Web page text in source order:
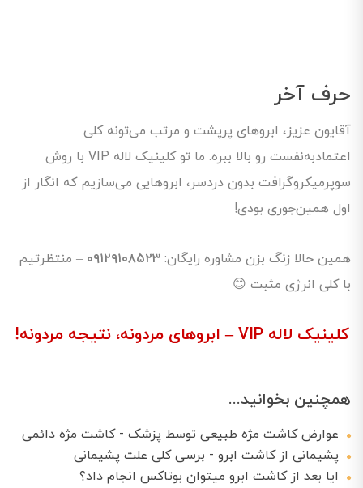
حرف آخر
آقایون عزیز، ابروهای پرپشت و مرتب می‌تونه کلی
اعتمادبه‌نفست رو بالا ببره. ما تو کلینیک لاله VIP با روش
سوپرمیکروگرافت بدون دردسر، ابروهایی می‌سازیم که انگار از
اول همین‌جوری بودی!
همین حالا زنگ بزن مشاوره رایگان: ۰۹۱۲۹۱۰۸۵۲۳ – منتظرتیم
با کلی انرژی مثبت 😊
کلینیک لاله VIP – ابروهای مردونه، نتیجه مردونه!
همچنین بخوانید...
عوارض کاشت مژه طبیعی توسط پزشک - کاشت مژه دائمی
پشیمانی از کاشت ابرو - برسی کلی علت پشیمانی
ایا بعد از کاشت ابرو میتوان بوتاکس انجام داد؟